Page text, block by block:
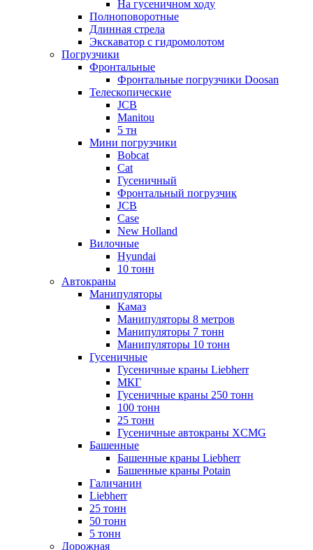
На гусеничном ходу
Полноповоротные
Длинная стрела
Экскаватор с гидромолотом
Погрузчики
Фронтальные
Фронтальные погрузчики Doosan
Телескопические
JCB
Manitou
5 тн
Мини погрузчики
Bobcat
Cat
Гусеничный
Фронтальный погрузчик
JCB
Case
New Holland
Вилочные
Hyundai
10 тонн
Автокраны
Манипуляторы
Камаз
Манипуляторы 8 метров
Манипуляторы 7 тонн
Манипуляторы 10 тонн
Гусеничные
Гусеничные краны Liebherr
МКГ
Гусеничные краны 250 тонн
100 тонн
25 тонн
Гусеничные автокраны XCMG
Башенные
Башенные краны Liebherr
Башенные краны Potain
Галичанин
Liebherr
25 тонн
50 тонн
5 тонн
Дорожная